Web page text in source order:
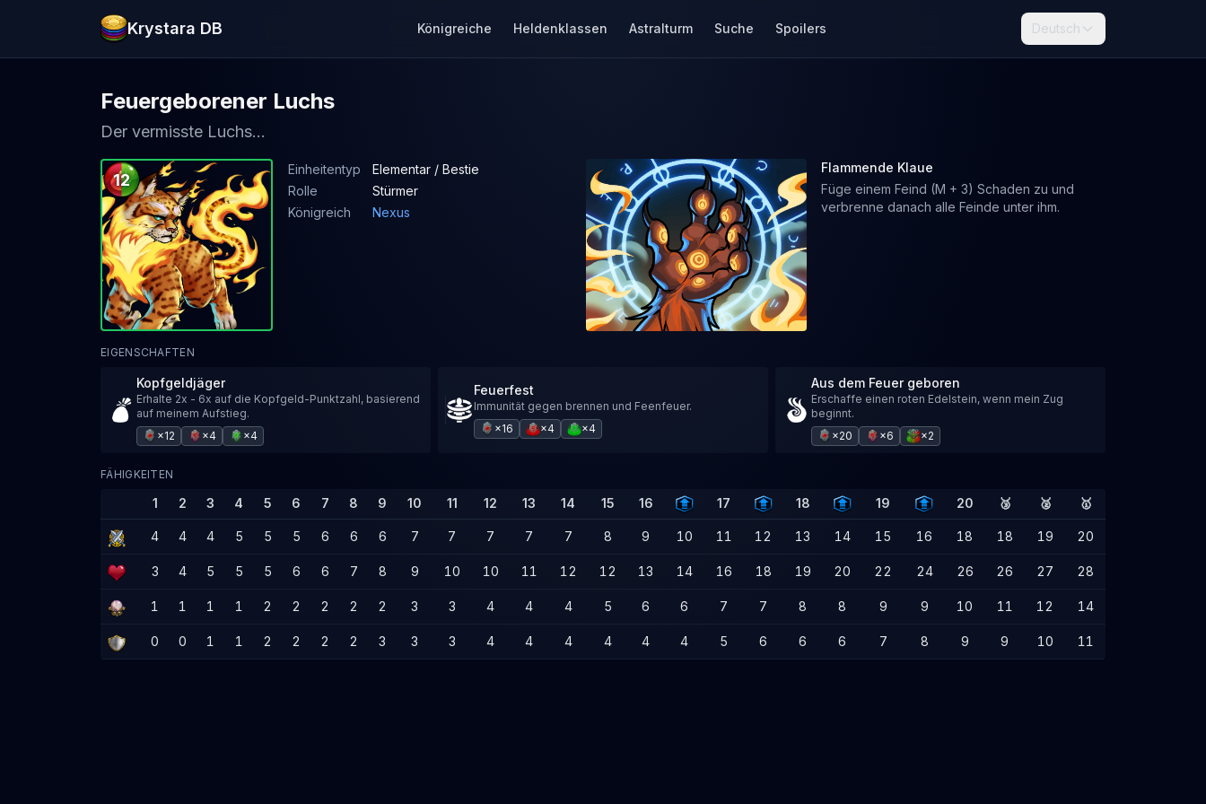
Krystara DB Königreiche Heldenklassen Astralturm Suche Spoilers Deutsch
Feuergeborener Luchs
Der vermisste Luchs...
12
Einheitentyp
Elementar / Bestie
Rolle
Stürmer
Königreich
Nexus
Flammende Klaue
Füge einem Feind (M + 3) Schaden zu und
verbrenne danach alle Feinde unter ihm.
EIGENSCHAFTEN
Kopfgeldjäger
Erhalte 2x - 6x auf die Kopfgeld-Punktzahl, basierend
auf meinem Aufstieg.
×12
×4 ×4
Feuerfest
Immunität gegen brennen und Feenfeuer.
×16
×4 ×4
Aus dem Feuer geboren
Erschaffe einen roten Edelstein, wenn mein Zug
beginnt.
×20
×6 ×2
FÄHIGKEITEN
1 2 3 4 5 6 7 8 9 10 11 12 13 14 15 16 17 18 19 20 🥉 🥈 🥇
4 4 4 5 5 5 6 6 6 7 7 7 7 7 8 9 10 11 12 13 14 15 16 18 18 19 20
3 4 5 5 5 6 6 7 8 9 10 10 11 12 12 13 14 16 18 19 20 22 24 26 26 27 28
1 1 1 1 2 2 2 2 2 3 3 4 4 4 5 6 6 7 7 8 8 9 9 10 11 12 14
0 0 1 1 2 2 2 2 3 3 3 4 4 4 4 4 4 5 6 6 6 7 8 9 9 10 11